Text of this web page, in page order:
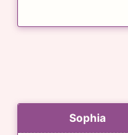
Sophia